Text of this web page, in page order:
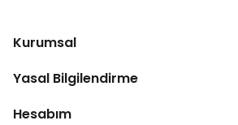
Kurumsal
Yasal Bilgilendirme
Hesabım